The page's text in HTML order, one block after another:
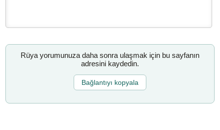
Rüya yorumunuza daha sonra ulaşmak için bu sayfanın
adresini kaydedin.
Bağlantıyı kopyala